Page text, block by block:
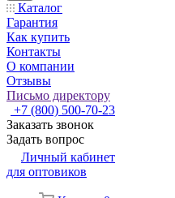
Каталог
Гарантия
Как купить
Контакты
О компании
Отзывы
Письмо директору
+7 (800) 500-70-23
Заказать звонок
Задать вопрос
Личный кабинет
для оптовиков